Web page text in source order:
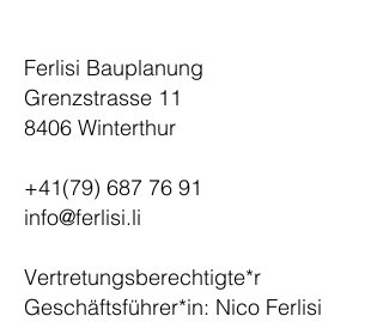
Ferlisi Bauplanung
Grenzstrasse 11
8406 Winterthur
+41(79) 687 76 91
info@ferlisi.li
Vertretungsberechtigte*r
Geschäftsführer*in: Nico Ferlisi